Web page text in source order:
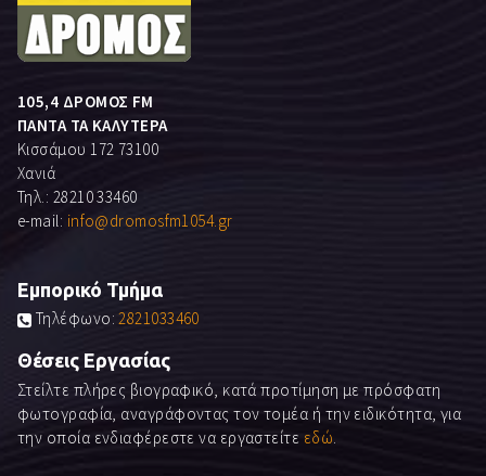
105,4 ΔΡΟΜΟΣ FM
ΠΑΝΤΑ ΤΑ ΚΑΛΥΤΕΡΑ
Κισσάμου 172 73100
Χανιά
Τηλ.: 28210 33460
e-mail: info@dromosfm1054.gr
Εμπορικό Τμήμα
Τηλέφωνο:2821033460
Θέσεις Εργασίας
Στείλτε πλήρες βιογραφικό, κατά προτίμηση με πρόσφατη
φωτογραφία, αναγράφοντας τον τομέα ή την ειδικότητα, για
την οποία ενδιαφέρεστε να εργαστείτε εδώ